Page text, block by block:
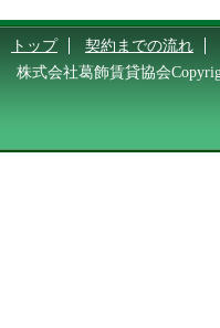
トップ 契約までの流れ
株式会社葛飾賃貸協会